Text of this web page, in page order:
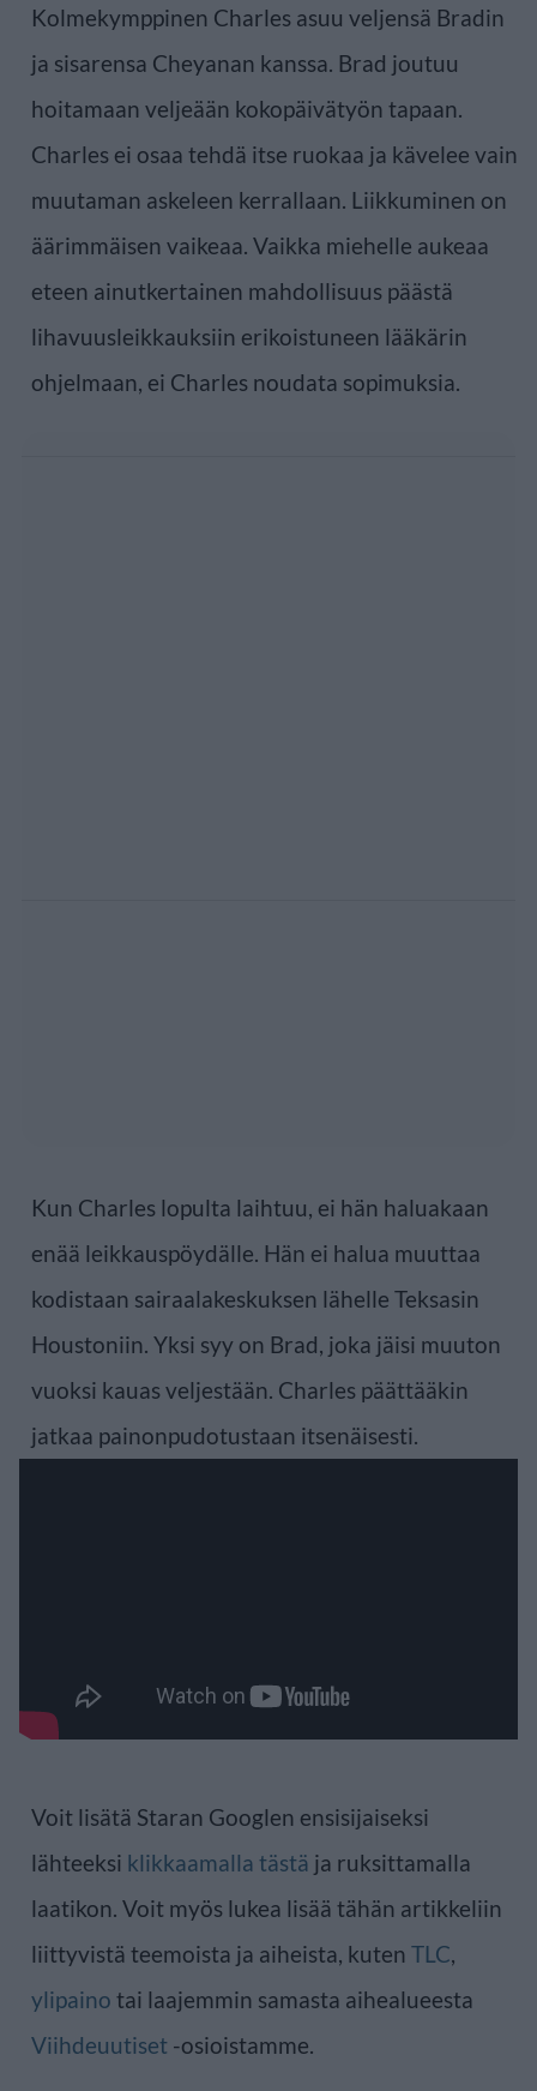
Kolmekymppinen Charles asuu veljensä Bradin
ja sisarensa Cheyanan kanssa. Brad joutuu
hoitamaan veljeään kokopäivätyön tapaan.
Charles ei osaa tehdä itse ruokaa ja kävelee vain
muutaman askeleen kerrallaan. Liikkuminen on
äärimmäisen vaikeaa. Vaikka miehelle aukeaa
eteen ainutkertainen mahdollisuus päästä
lihavuusleikkauksiin erikoistuneen lääkärin
ohjelmaan, ei Charles noudata sopimuksia.
Kun Charles lopulta laihtuu, ei hän haluakaan
enää leikkauspöydälle. Hän ei halua muuttaa
kodistaan sairaalakeskuksen lähelle Teksasin
Houstoniin. Yksi syy on Brad, joka jäisi muuton
vuoksi kauas veljestään. Charles päättääkin
jatkaa painonpudotustaan itsenäisesti.
Voit lisätä Staran Googlen ensisijaiseksi
lähteeksi klikkaamalla tästä ja ruksittamalla
laatikon. Voit myös lukea lisää tähän artikkeliin
liittyvistä teemoista ja aiheista, kuten TLC,
ylipaino tai laajemmin samasta aihealueesta
Viihdeuutiset -osioistamme.